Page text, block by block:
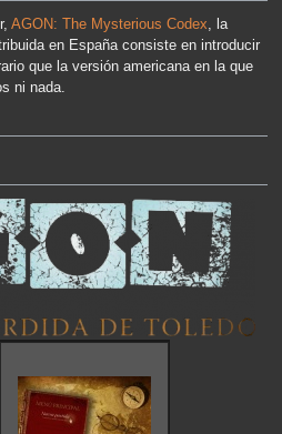
AGON: The Mysterious Codex, la
en España consiste en introducir
que la versión americana en la que
ni nada.